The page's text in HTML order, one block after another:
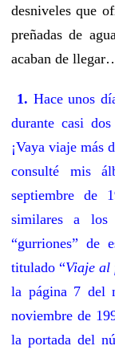
desniveles que
preñadas de
acaban de
1. Hace unos
durante casi
¡Vaya viaje más
consulté mis
septiembre de
similares a los
“gurriones” de
titulado “Viaje al
la página 7 del
noviembre de
la portada del